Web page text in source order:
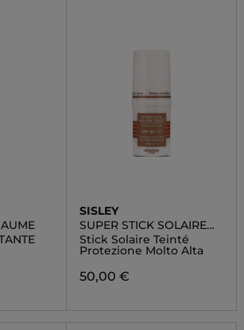
SISLEY
SUPER STICK SOLAIRE
TEINTÉ SPF 50+
Stick Solaire Teinté
Protezione Molto Alta
50,00 €